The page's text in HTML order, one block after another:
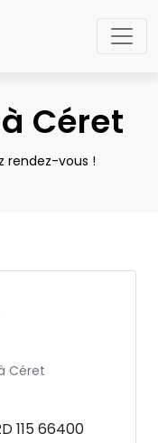
Céret
rendez-vous !
Céret
115 66400